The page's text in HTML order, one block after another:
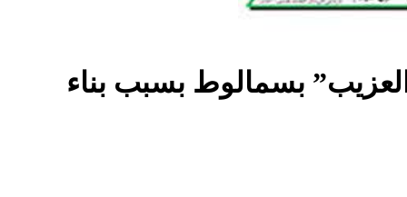
بسمالوط بسبب بناء